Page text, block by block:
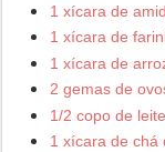
1 xícara de
1 xícara de
1 xícara de
2 gemas de
1/2 copo de
1 xícara de chá